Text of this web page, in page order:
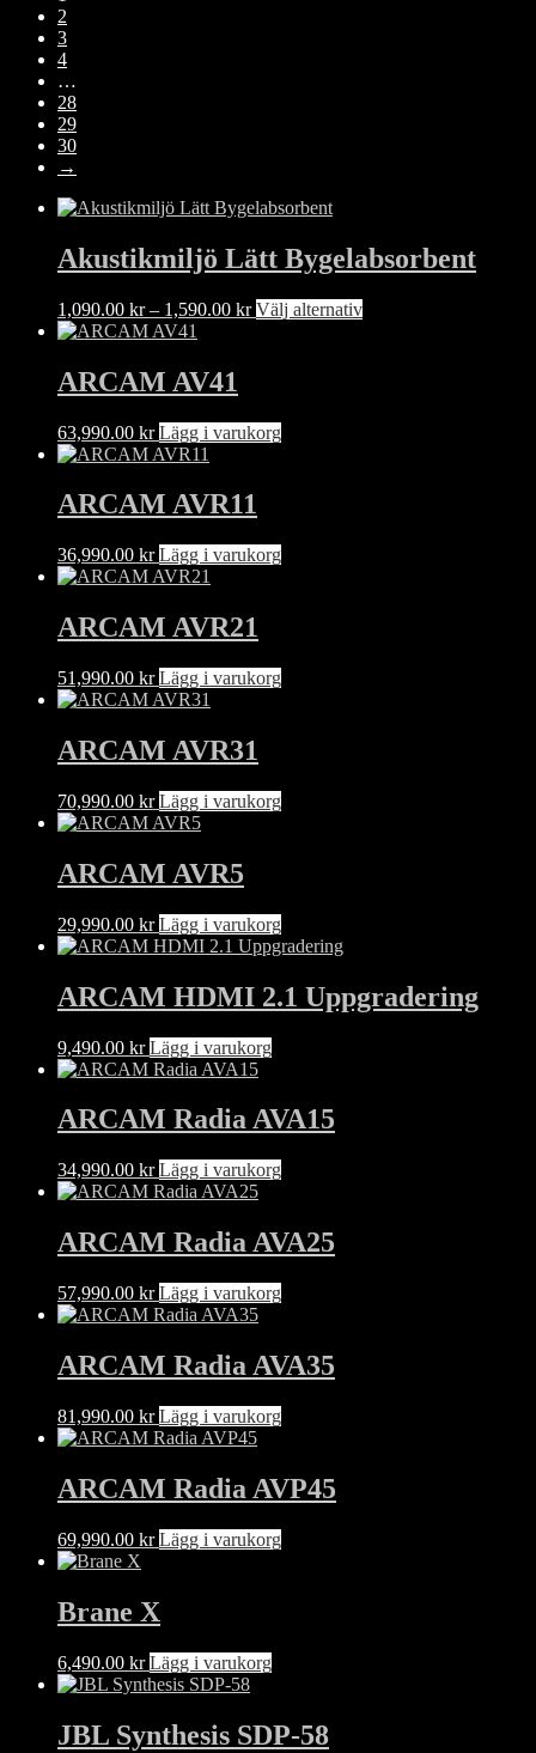
2
3
4
…
28
29
30
→
Akustikmiljö Lätt Bygelabsorbent
1,090.00 kr – 1,590.00 krPrisintervall:
Välj alternativDen
ARCAM AV41
63,990.00 kr Lägg i varukorg
ARCAM AVR11
36,990.00 kr Lägg i varukorg
ARCAM AVR21
51,990.00 kr Lägg i varukorg
ARCAM AVR31
70,990.00 kr Lägg i varukorg
ARCAM AVR5
29,990.00 kr Lägg i varukorg
ARCAM HDMI 2.1 Uppgradering
9,490.00 kr Lägg i varukorg
ARCAM Radia AVA15
34,990.00 kr Lägg i varukorg
ARCAM Radia AVA25
57,990.00 kr Lägg i varukorg
ARCAM Radia AVA35
81,990.00 kr Lägg i varukorg
ARCAM Radia AVP45
69,990.00 kr Lägg i varukorg
Brane X
6,490.00 kr Lägg i varukorg
JBL Synthesis SDP-58